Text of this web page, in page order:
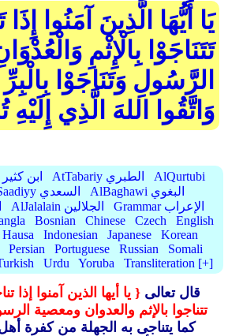
يَا أَيُّهَا الَّذِينَ آمَنُوا إِذَا
تَتَنَاجَوْا بِالْإِثْمِ
الرَّسُولِ وَتَنَاجَوْا
وَاتَّقُوا اللهَ الَّذِي
IbnKathir ابن كثير AtTabariy الطبري
AlQurtubi
AsSaadiyy السعدي
AlBaghawi البغوي
AlJalalain الجلالين
Grammar الإعراب
Bosnian Chinese Czech
English
Hausa Indonesian Japanese
Korean
Persian Portuguese Russian
Somali
Urdu Yoruba Transliteration [+]
قال تعالى { يا أيها الذين آمنوا إذا
تتناجوا بالإثم والعدوان ومعصية
كما يتناجى به الجهلة من كفرة